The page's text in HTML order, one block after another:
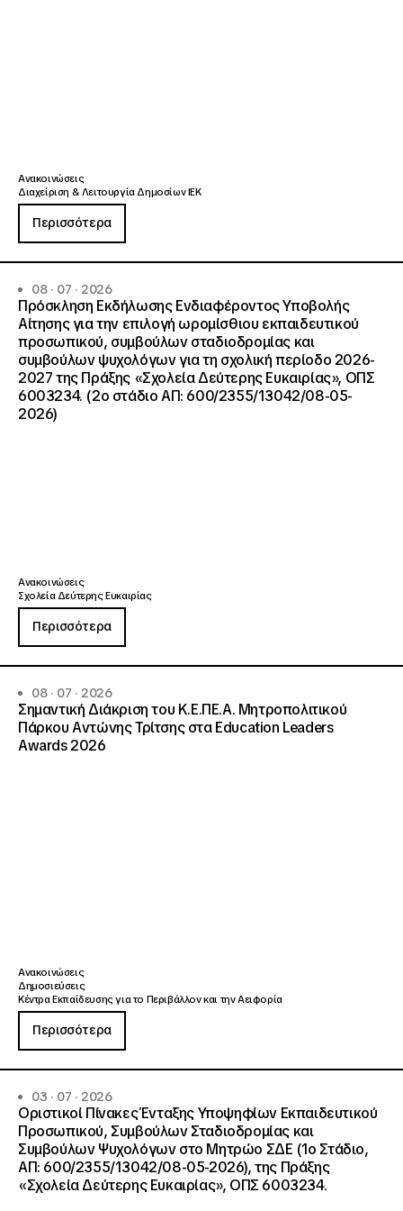
Ανακοινώσεις
Διαχείριση & Λειτουργία Δημοσίων ΙΕΚ
Περισσότερα
08 · 07 · 2026
Πρόσκληση Εκδήλωσης Ενδιαφέροντος Υποβολής
Αίτησης για την επιλογή ωρομίσθιου εκπαιδευτικού
προσωπικού, συμβούλων σταδιοδρομίας και
συμβούλων ψυχολόγων για τη σχολική περίοδο 2026-
2027 της Πράξης «Σχολεία Δεύτερης Ευκαιρίας», ΟΠΣ
6003234. (2ο στάδιο ΑΠ: 600/2355/13042/08-05-
2026)
Ανακοινώσεις
Σχολεία Δεύτερης Ευκαιρίας
Περισσότερα
08 · 07 · 2026
Σημαντική Διάκριση του Κ.Ε.ΠΕ.Α. Μητροπολιτικού
Πάρκου Αντώνης Τρίτσης στα Education Leaders
Awards 2026
Ανακοινώσεις
Δημοσιεύσεις
Κέντρα Εκπαίδευσης για το Περιβάλλον και την Αειφορία
Περισσότερα
03 · 07 · 2026
Οριστικοί Πίνακες Ένταξης Υποψηφίων Εκπαιδευτικού
Προσωπικού, Συμβούλων Σταδιοδρομίας και
Συμβούλων Ψυχολόγων στο Μητρώο ΣΔΕ (1ο Στάδιο,
ΑΠ: 600/2355/13042/08-05-2026), της Πράξης
«Σχολεία Δεύτερης Ευκαιρίας», ΟΠΣ 6003234.